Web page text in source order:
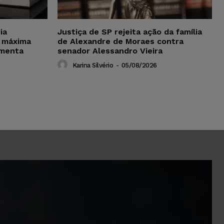
Justiça de SP rejeita ação da família
de Alexandre de Moraes contra
senador Alessandro Vieira
Karina Silvério - 05/08/2026